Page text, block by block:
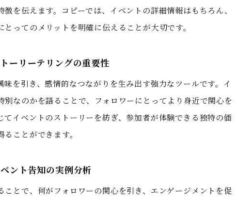
を伝えます。コピーでは、イベントの詳細情報はもちろん、
ってのメリットを明確に伝えることが大切です。
ーリーテリングの重要性
を引き、感情的なつながりを生み出す強力なツールです。イ
なのかを語ることで、フォロワーにとってより身近で関心を
イベントのストーリーを紡ぎ、参加者が体験できる独特の価
ことができます。
ント告知の実例分析
とで、何がフォロワーの関心を引き、エンゲージメントを促